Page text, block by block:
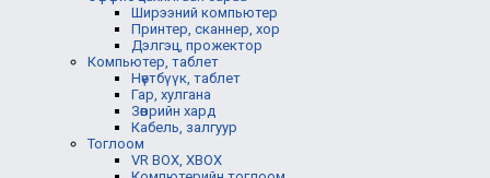
Ширээний компьютер
Принтер, сканнер, хор
Дэлгэц, прожектор
Компьютер, таблет
Нөүтбүүк, таблет
Гар, хулгана
Зөөврийн хард
Кабель, залгуур
Тоглоом
VR BOX, XBOX